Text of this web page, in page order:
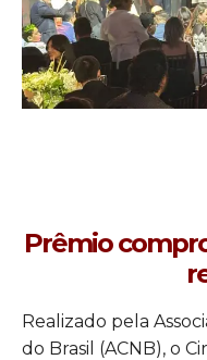
Prêmio
Realizado pela
do Brasil (ACNB), o